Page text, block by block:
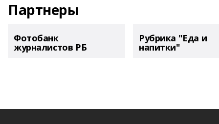
Партнеры
Фотобанк
журналистов РБ
Рубрика "Еда и
напитки"